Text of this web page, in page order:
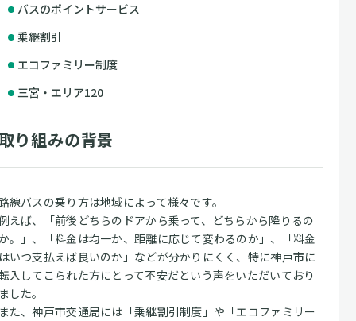
バスのポイントサービス
乗継割引
エコファミリー制度
三宮・エリア120
り組みの背景
線バスの乗り方は地域によって様々です。
えば、「前後どちらのドアから乗って、どちらから降りるの
。」、「料金は均一か、距離に応じて変わるのか」、「料金
いつ支払えば良いのか」などが分かりにくく、特に神戸市に
入してこられた方にとって不安だという声をいただいており
した。
た、神戸市交通局には「乗継割引制度」や「エコファミリー